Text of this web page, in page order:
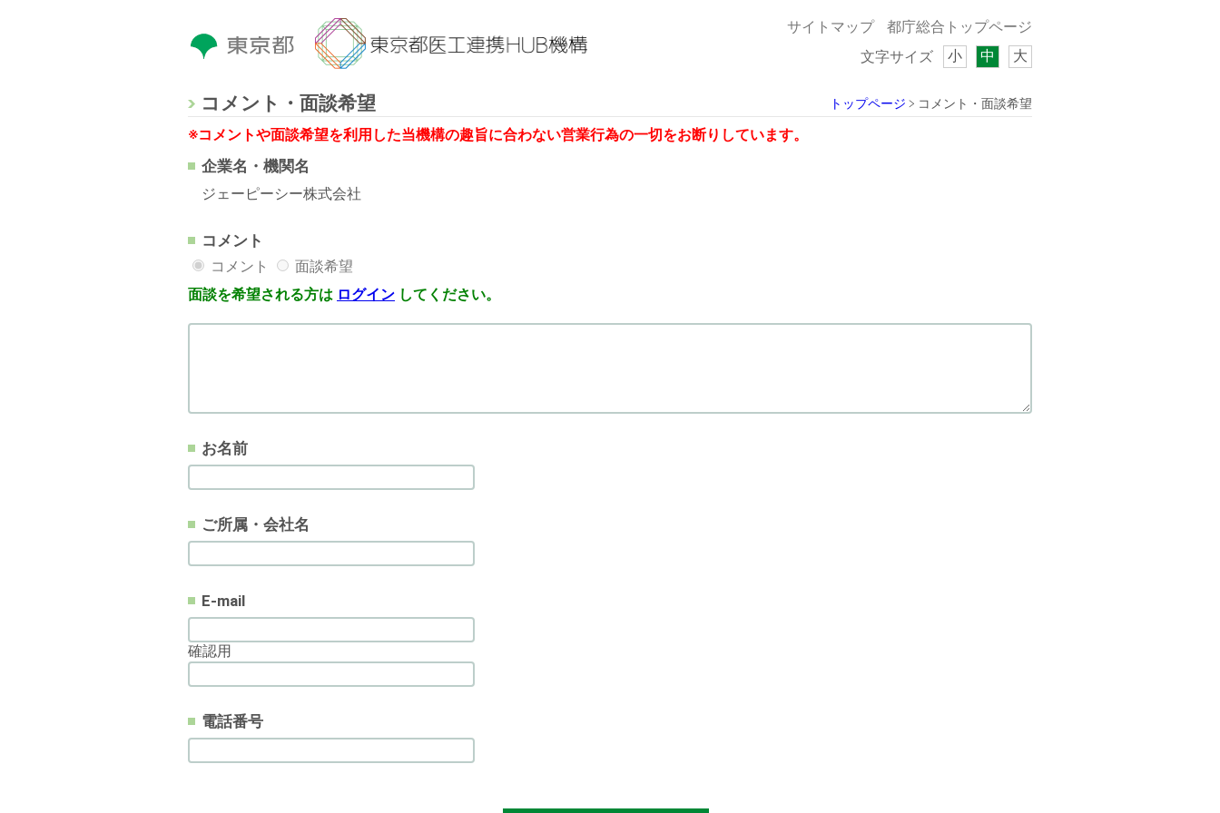
サイトマップ
都庁総合トップページ
文字サイズ
小 中 大
コメント・面談希望 トップページ コメント・面談希望
※コメントや面談希望を利用した当機構の趣旨に合わない営業行為の一切をお断りしています。
企業名・機関名
ジェーピーシー株式会社
コメント
コメント
面談希望
面談を希望される方は ログイン してください。
お名前
ご所属・会社名
E-mail
確認用
電話番号